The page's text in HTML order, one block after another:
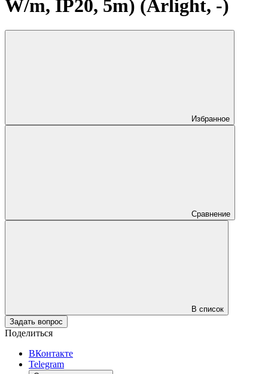
W/m, IP20, 5m) (Arlight, -)
Избранное
Сравнение
В список
Задать вопрос
Поделиться
ВКонтакте
Telegram